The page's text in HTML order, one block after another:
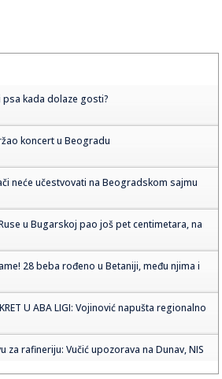
psa kada dolaze gosti?
koncert u Beogradu
neće učestvovati na Beogradskom sajmu
u Bugarskoj pao još pet centimetara, na
28 beba rođeno u Betaniji, među njima i
U ABA LIGI: Vojinović napušta regionalno
za rafineriju: Vučić upozorava na Dunav, NIS